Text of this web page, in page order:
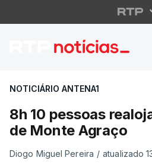
8h 10
NOTICIÁRIO ANTENA1
8h 10 pessoas
de Monte Agraço
Diogo Miguel Pereira / atualizado